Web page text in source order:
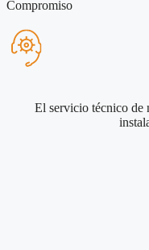
Compromiso
El servicio técnico de